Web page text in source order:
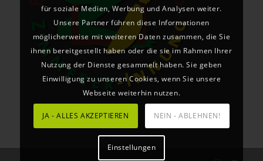
für soziale Medien, Werbung und Analysen weiter.
Unsere Partner führen diese Informationen
möglicherweise mit weiteren Daten zusammen, die Sie
ihnen bereitgestellt haben oder die sie im Rahmen Ihrer
Nutzung der Dienste gesammelt haben. Sie geben
Einwilligung zu unseren Cookies, wenn Sie unsere
Webseite weiterhin nutzen.
JA - ALLES AKZEPTIEREN NEIN - ABLEHNEN!
Einstellungen